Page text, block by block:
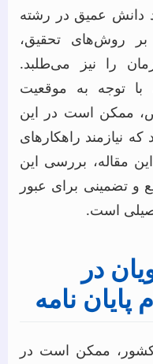
دانش عمیق در رشته
روش‌های تحقیق،
را نیز می‌طلبد.
با توجه به موقعیت
ممکن است در این
نیازمند راهکارهای
مقاله، بررسی این
و تضمینی برای عبور
است.
در
نامه
کشور، ممکن است در